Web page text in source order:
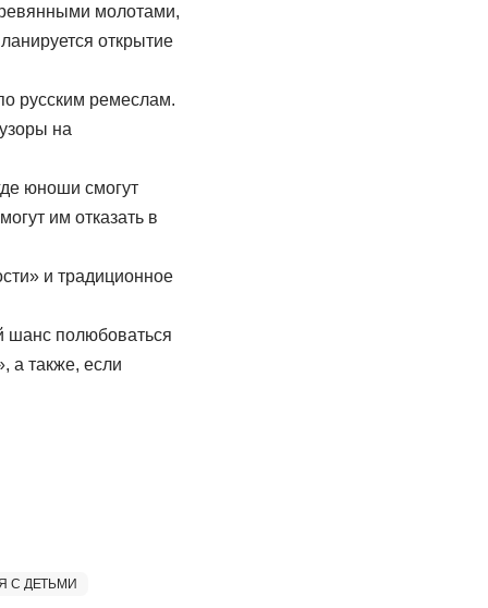
молотами,
открытие
русским ремеслам.
на
юноши смогут
им отказать в
и традиционное
шанс полюбоваться
а также, если
С ДЕТЬМИ